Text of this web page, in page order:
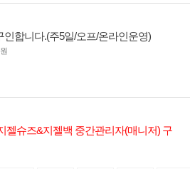
합니다.(주5일/오프/온라인운영)
젤슈즈&지젤백 중간관리자(매니저) 구